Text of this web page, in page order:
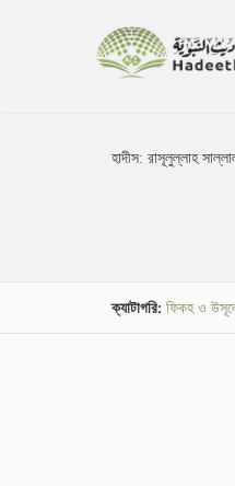
হাদীস:রাসূলুল্লাহ
ক্যাটাগরি: ফিকহ ও